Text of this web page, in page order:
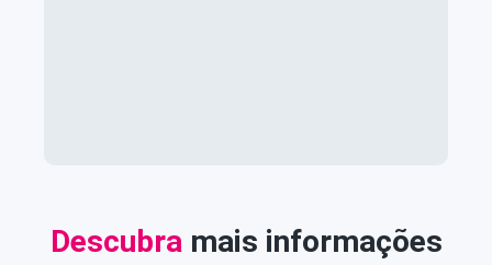
Descubra mais informações